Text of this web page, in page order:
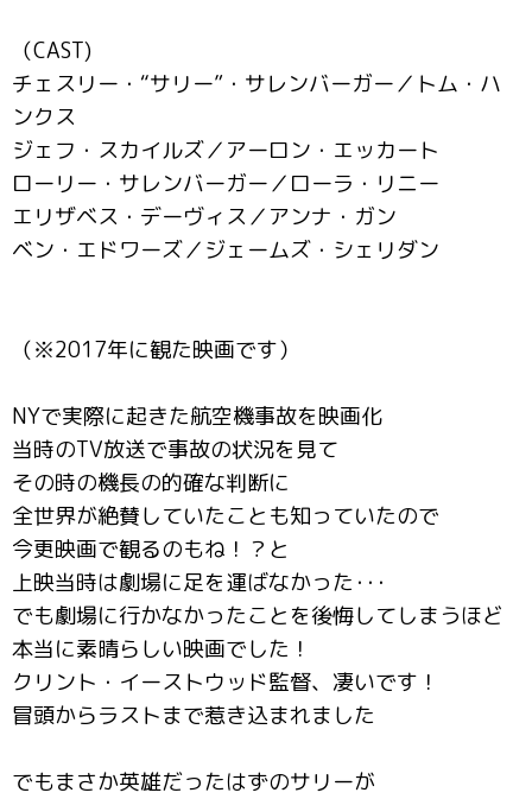
（CAST)
チェスリー・“サリー”・サレンバーガー／トム・ハ
ンクス
ジェフ・スカイルズ／アーロン・エッカート
ローリー・サレンバーガー／ローラ・リニー
エリザベス・デーヴィス／アンナ・ガン
ベン・エドワーズ／ジェームズ・シェリダン
（※2017年に観た映画です）
NYで実際に起きた航空機事故を映画化
当時のTV放送で事故の状況を見て
その時の機長の的確な判断に
全世界が絶賛していたことも知っていたので
今更映画で観るのもね！？と
上映当時は劇場に足を運ばなかった･･･
でも劇場に行かなかったことを後悔してしまうほど
本当に素晴らしい映画でした！
クリント・イーストウッド監督、凄いです！
冒頭からラストまで惹き込まれました
でもまさか英雄だったはずのサリーが